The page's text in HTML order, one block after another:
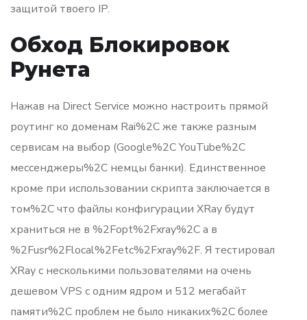
защитой твоего IP.
Обход Блокировок
Рунета
Нажав на Direct Service можно настроить прямой
роутинг ко доменам Rai%2C же также разным
сервисам на выбор (Google%2C YouTube%2C
мессенджеры%2C немцы банки). Единственное
кроме при использовании скрипта заключается в
том%2C что файлы конфигурации XRay будут
храниться не в %2Fopt%2Fxray%2C а в
%2Fusr%2Flocal%2Fetc%2Fxray%2F. Я тестировал
XRay с несколькими пользователями на очень
дешевом VPS с одним ядром и 512 мегабайт
памяти%2C проблем не было никаких%2C более